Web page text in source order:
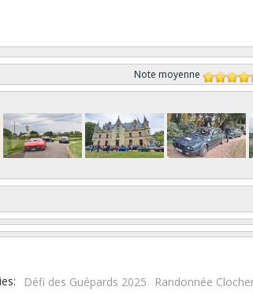
Note moyenne
Défi des Guépards 2025
Randonnée